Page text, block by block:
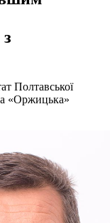
Полтавської
«Оржицька»